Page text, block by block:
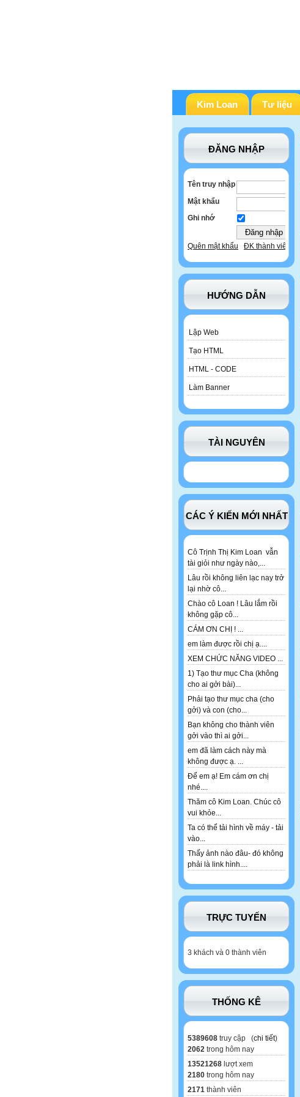
Kim Loan Tư liệu
ĐĂNG NHẬP
Tên truy nhập
Mật khẩu
Ghi nhớ
Quên mật khẩu ĐK thành viên
HƯỚNG DẪN
Lập Web
Tạo HTML
HTML - CODE
Làm Banner
TÀI NGUYÊN
CÁC Ý KIẾN MỚI NHẤT
Cô Trịnh Thị Kim Loan vẫn
tài giỏi như ngày nào,...
Lâu rồi không liên lạc nay trở
lại nhờ cô...
Chào cô Loan ! Lâu lắm rồi
không gặp cô...
CÁM ƠN CHỊ ! ...
em làm được rồi chị ạ....
XEM CHỨC NĂNG VIDEO ...
1) Tạo thư mục Cha (không
cho ai gởi bài)...
Phải tạo thư mục cha (cho
gởi) và con (cho...
Bạn không cho thành viên
gởi vào thì ai gởi...
em đã làm cách này mà
không được ạ. ...
Để em ạ! Em cám ơn chị
nhé....
Thăm cô Kim Loan. Chúc cô
vui khỏe...
Ta có thể tải hình về máy - tải
vào...
Thấy ảnh nào đâu- đó không
phải là link hình....
TRỰC TUYẾN
3 khách và 0 thành viên
THỐNG KÊ
5389608 truy cập (chi tiết)
2062 trong hôm nay
13521268 lượt xem
2180 trong hôm nay
2171 thành viên